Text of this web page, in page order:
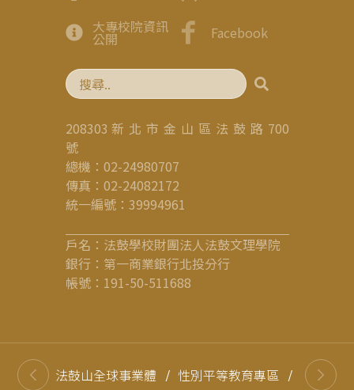
大專校院資訊
公開 Facebook
208303 新 北 市 金 山 區 法 鼓 路 700
號
總機：02-24980707
傳真：02-24082172
統一編號：39994961
戶名：法鼓學校財團法人法鼓文理學院
銀行：第一商業銀行北投分行
帳號：191-50-511688
法鼓山全球事業體 / 性別平等教育專區 / 高等教